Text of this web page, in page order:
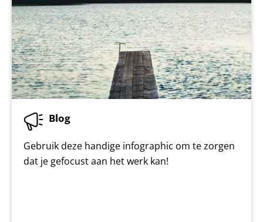
Blog
Gebruik deze handige infographic om te zorgen
dat je gefocust aan het werk kan!